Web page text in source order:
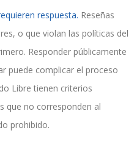
respuesta. Reseñas
o que violan las políticas del
Responder públicamente
puede complicar el proceso
Libre tienen criterios
que no corresponden al
prohibido.